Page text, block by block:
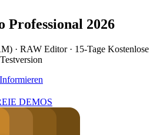
Professional 2026
· RAW Editor · 15-Tage Kostenlose
Testversion
Informieren
DEMOS